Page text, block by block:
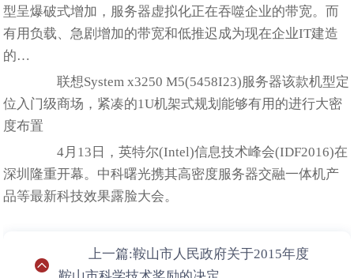
型呈爆破式增加，服务器虚拟化正在吞噬企业的带宽。而
有用负载、急剧增加的带宽和低推迟成为现在企业IT建造
的…
联想System x3250 M5(5458I23)服务器该款机型定
位入门级商场，紧凑的1U机架式规划能够有用的进行大密
度布置
4月13日，英特尔(Intel)信息技术峰会(IDF2016)在
深圳隆重开幕。中科曙光携其高密度服务器交融一体机产
品等最新科技效果露脸大会。
上一篇:鞍山市人民政府关于2015年度